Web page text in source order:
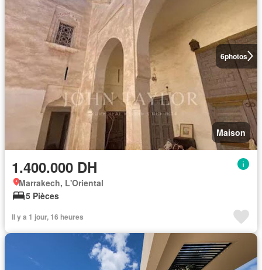
6photos
Maison
1.400.000 DH
Marrakech, L'Oriental
5 Pièces
Il y a 1 jour, 16 heures